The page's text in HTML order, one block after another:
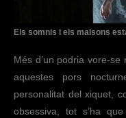
Els somnis i els malsons
Més d’un podria vore-
aquestes pors
personalitat del xiquet,
obsessiva, tot s’ha